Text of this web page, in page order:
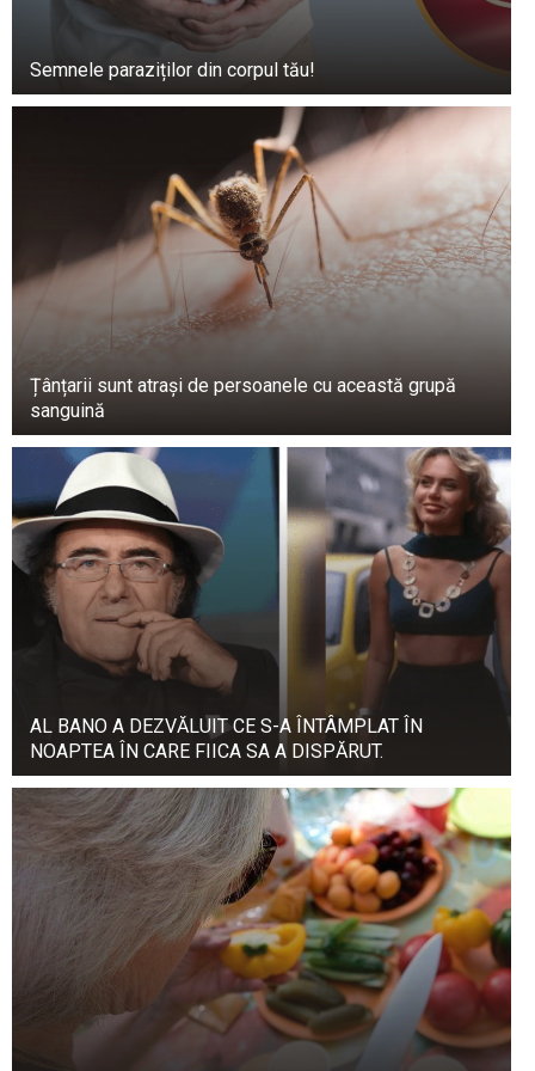
Semnele paraziților din corpul tău!
Țânțarii sunt atrași de persoanele cu această grupă
sanguină
AL BANO A DEZVĂLUIT CE S-A ÎNTÂMPLAT ÎN
NOAPTEA ÎN CARE FIICA SA A DISPĂRUT.